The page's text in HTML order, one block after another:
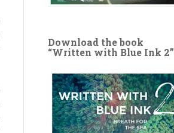
Download the book
“Written with Blue Ink 2”